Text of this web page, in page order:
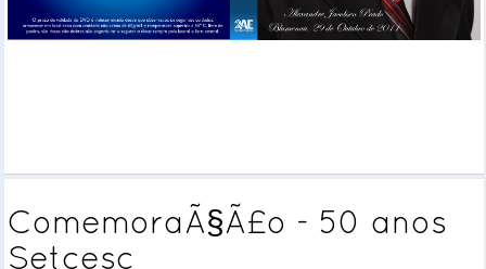
ComemoraÃ§Ã£o - 50 anos
Setcesc